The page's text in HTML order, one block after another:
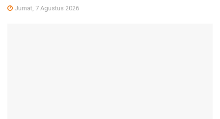
Jumat, 7 Agustus 2026